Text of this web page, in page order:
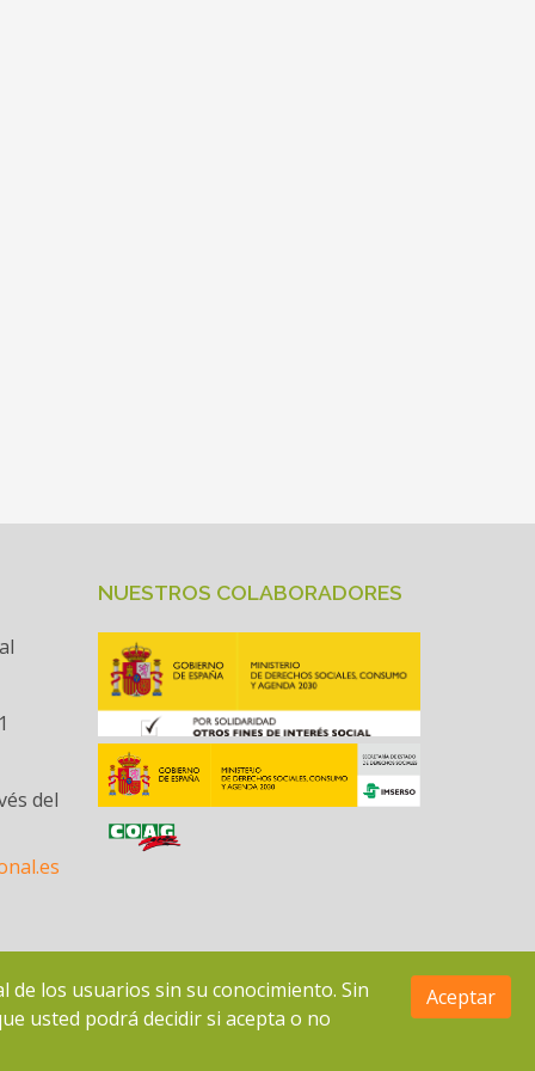
del
NUESTROS COLABORADORES
los usuarios sin su conocimiento. Sin
usted podrá decidir si acepta o no
Aceptar